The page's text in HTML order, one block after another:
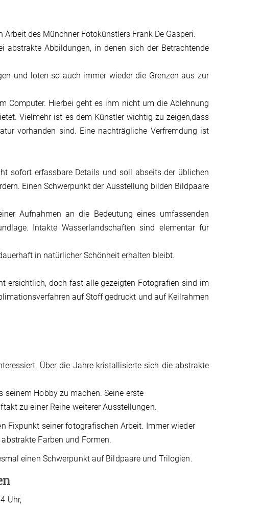
des Münchner Fotokünstlers Frank De Gasperi.
Abbildungen, in denen sich der Betrachtende
und loten so auch immer wieder die Grenzen aus zur
Computer. Hierbei geht es ihm nicht um die Ablehnung
Vielmehr ist es dem Künstler wichtig zu zeigen,dass
vorhanden sind. Eine nachträgliche Verfremdung ist
sofort erfassbare Details und soll abseits der üblichen
Einen Schwerpunkt der Ausstellung bilden Bildpaare
Aufnahmen an die Bedeutung eines umfassenden
Intakte Wasserlandschaften sind elementar für
in natürlicher Schönheit erhalten bleibt.
ersichtlich, doch fast alle gezeigten Fotografien sind im
auf Stoff gedruckt und auf Keilrahmen
Über die Jahre kristallisierte sich die abstrakte
Hobby zu machen. Seine erste
zu einer Reihe weiterer Ausstellungen.
Fixpunkt seiner fotografischen Arbeit. Immer wieder
Farben und Formen.
einen Schwerpunkt auf Bildpaare und Trilogien.
Uhr,